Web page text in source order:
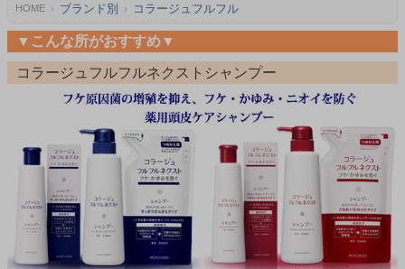
HOME ブランド別 コラージュフルフル
▼こんな所がおすすめ▼
コラージュフルフルネクストシャンプー